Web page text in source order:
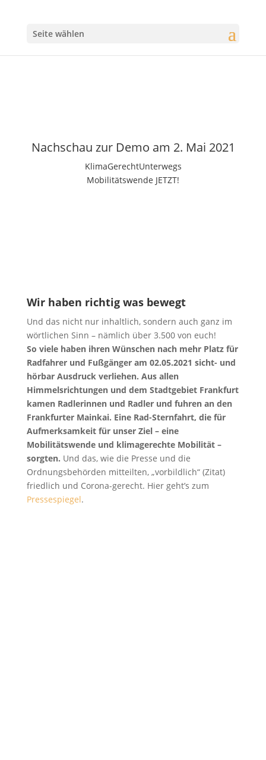
Seite wählen
Nachschau zur Demo am 2. Mai 2021
KlimaGerechtUnterwegs
Mobilitätswende JETZT!
Wir haben richtig was bewegt
Und das nicht nur inhaltlich, sondern auch ganz im
wörtlichen Sinn – nämlich über 3.500 von euch!
So viele haben ihren Wünschen nach mehr Platz für
Radfahrer und Fußgänger am 02.05.2021 sicht- und
hörbar Ausdruck verliehen. Aus allen
Himmelsrichtungen und dem Stadtgebiet Frankfurt
kamen Radlerinnen und Radler und fuhren an den
Frankfurter Mainkai. Eine Rad-Sternfahrt, die für
Aufmerksamkeit für unser Ziel –eine
Mobilitätswende und klimagerechte Mobilität –
sorgten. Und das, wie die Presse und die
Ordnungsbehörden mitteilten, „vorbildlich“ (Zitat)
friedlich und Corona-gerecht. Hier geht’s zum
Pressespiegel.